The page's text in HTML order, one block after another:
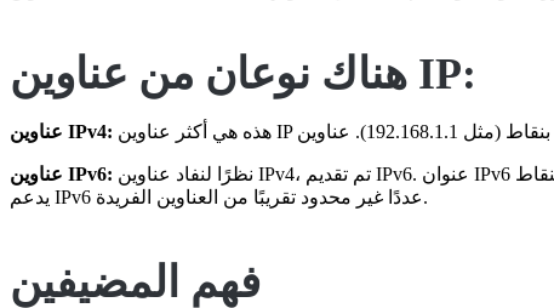
هناك نوعان من عناوين IP:
عناوين IPv4:
عناوين IPv6:
يدعم IPv6 عددًا غير محدود تقريبًا من العناوين الفريدة.
فهم المضيفين